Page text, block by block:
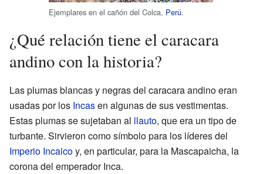
Ejemplares en el cañón del Colca, Perú.
¿Qué relación tiene el caracara
andino con la historia?
Las plumas blancas y negras del caracara andino eran
usadas por los Incasen algunas de sus vestimentas.
Estas plumas se sujetaban al llauto, que era un tipo de
turbante. Sirvieron como símbolo para los líderes del
Imperio Incaicoy, en particular, para la Mascapaicha, la
corona del emperador Inca.